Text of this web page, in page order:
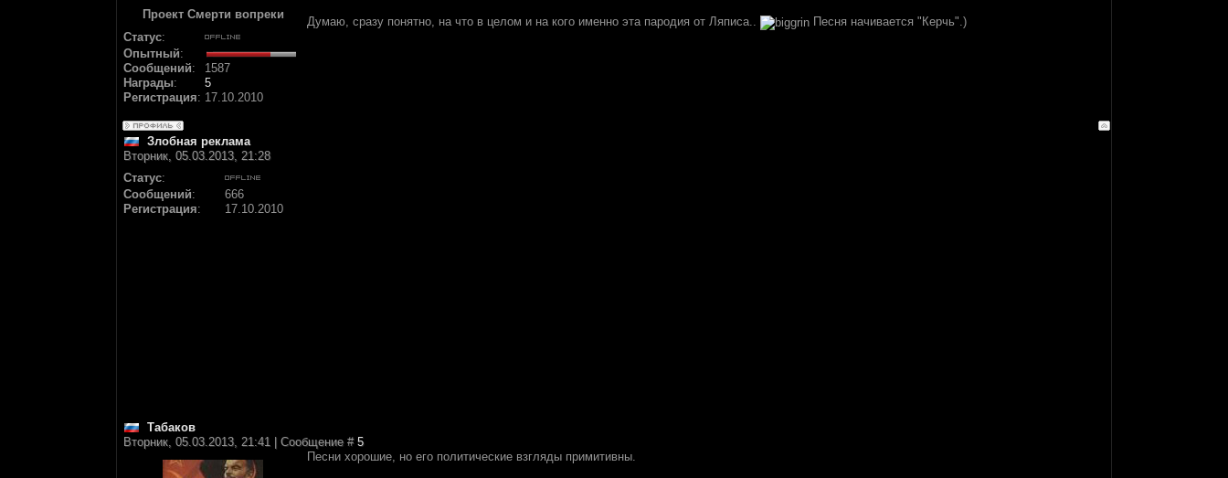
Проект Смерти вопреки
Статус:
Опытный:
Сообщений:
1587
Награды:
5
Регистрация: 17.10.2010
Думаю, сразу понятно, на что в целом и на кого именно эта пародия от Ляписа.. Песня начивается "Керчь".)
Злобная реклама
Вторник, 05.03.2013, 21:28
Статус:
Сообщений:
666
Регистрация: 17.10.2010
Табаков
Вторник, 05.03.2013, 21:41 | Сообщение # 5
Песни хорошие, но его политические взгляды примитивны.